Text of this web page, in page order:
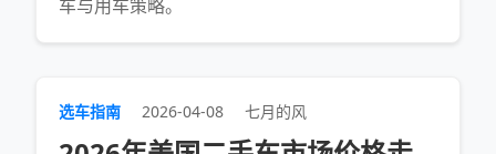
车与用车策略。
选车指南 2026-04-08 七月的风